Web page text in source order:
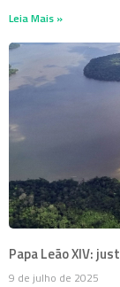
Leia Mais »
Papa Leão XIV:
9 de julho de 2025